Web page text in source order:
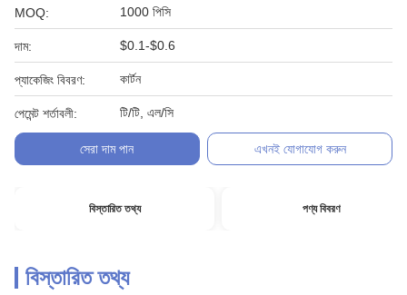
MOQ: 1000 পিসি
দাম: $0.1-$0.6
প্যাকেজিং বিবরণ: কার্টন
পেমেন্ট শর্তাবলী: টি/টি, এল/সি
সেরা দাম পান এখনই যোগাযোগ করুন
বিস্তারিত তথ্য পণ্য বিবরণ
বিস্তারিত তথ্য